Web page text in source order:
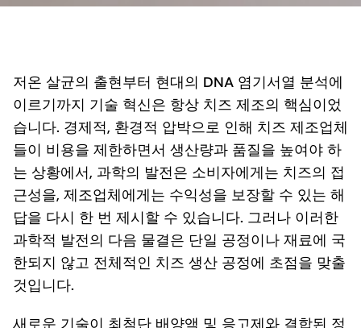
저온 살균의 출현부터 현대의 DNA 염기서열 분석에
이르기까지 기술 혁신은 항상 치즈 제조의 핵심이었
습니다. 경제적, 환경적 압박으로 인해 치즈 제조업체
들이 비용을 제한하면서 생산량과 품질을 높여야 하
는 상황에서, 과학의 발전은 소비자에게는 치즈의 접
근성을, 제조업체에게는 수익성을 보장할 수 있는 해
답을 다시 한 번 제시할 수 있습니다. 그러나 이러한
과학적 발전의 다음 물결은 단일 공정이나 재료에 국
한되지 않고 전체적인 치즈 생산 공정에 초점을 맞출
것입니다.
새로운 기술이 최첨단 배양액 및 응고제와 결합된 정